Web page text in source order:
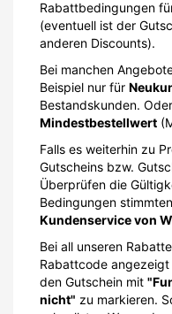
Rabattbedingungen
(eventuell ist der
anderen Discounts).
Bei manchen
Beispiel nur für
Bestandskunden.
Mindestbestellwert
Falls es weiterhin zu
Gutscheins bzw.
Überprüfen die
Bedingungen
Kundenservice von
Bei all unseren
Rabattcode
den Gutschein mit
nicht" zu markieren.